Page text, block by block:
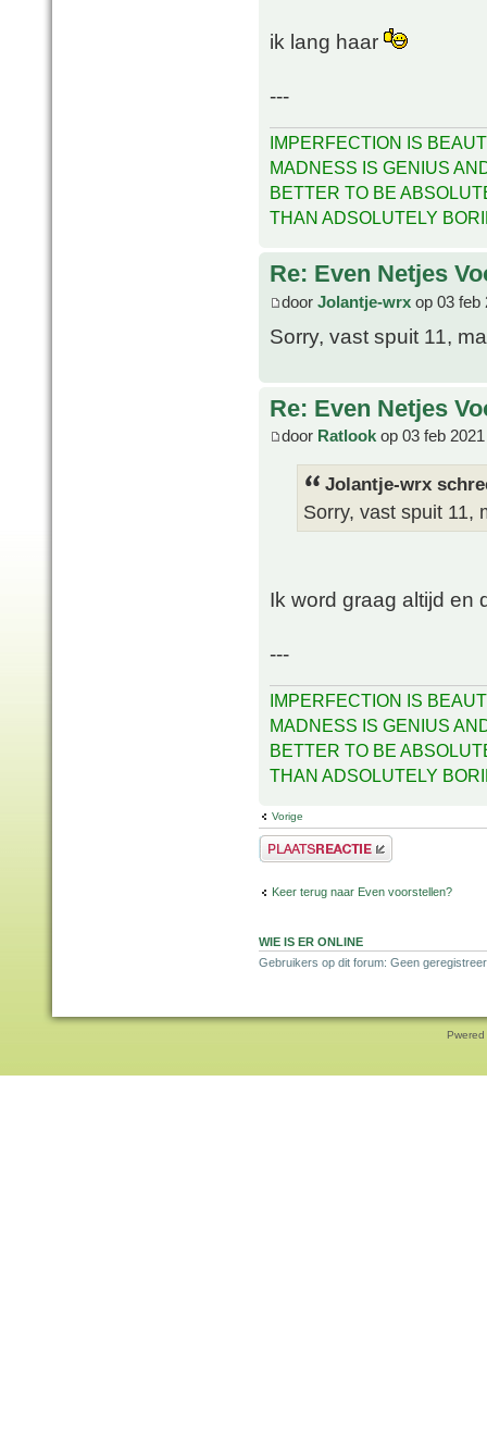
ik lang haar
---
IMPERFECTION IS
MADNESS IS GENIUS
BETTER TO BE
THAN ADSOLUTELY
Re: Even Netjes
door Jolantje-wrx op 03 feb
Sorry, vast spuit 11,
Re: Even Netjes
door Ratlook op 03 feb
Jolantje-wrx
Sorry, vast spuit 11,
Ik word graag altijd en
---
IMPERFECTION IS
MADNESS IS GENIUS
BETTER TO BE
THAN ADSOLUTELY
Vorige
Plaats een reactie
Keer terug naar Even voorstellen?
WIE IS ER ONLINE
Gebruikers op dit forum: Geen